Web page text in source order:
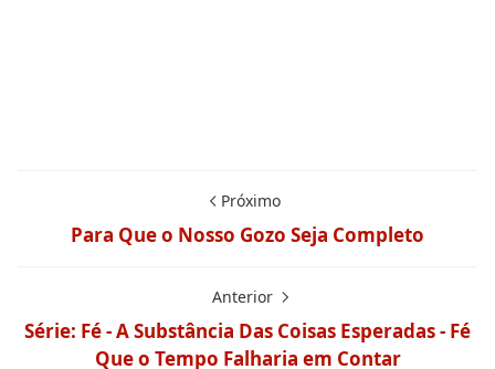
Próximo
Para Que o Nosso Gozo Seja Completo
Anterior
Série: Fé - A Substância Das Coisas Esperadas - Fé
Que o Tempo Falharia em Contar